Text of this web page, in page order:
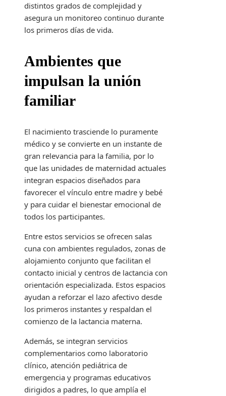
distintos grados de complejidad y
asegura un monitoreo continuo durante
los primeros días de vida.
Ambientes que
impulsan la unión
familiar
El nacimiento trasciende lo puramente
médico y se convierte en un instante de
gran relevancia para la familia, por lo
que las unidades de maternidad actuales
integran espacios diseñados para
favorecer el vínculo entre madre y bebé
y para cuidar el bienestar emocional de
todos los participantes.
Entre estos servicios se ofrecen salas
cuna con ambientes regulados, zonas de
alojamiento conjunto que facilitan el
contacto inicial y centros de lactancia con
orientación especializada. Estos espacios
ayudan a reforzar el lazo afectivo desde
los primeros instantes y respaldan el
comienzo de la lactancia materna.
Además, se integran servicios
complementarios como laboratorio
clínico, atención pediátrica de
emergencia y programas educativos
dirigidos a padres, lo que amplía el